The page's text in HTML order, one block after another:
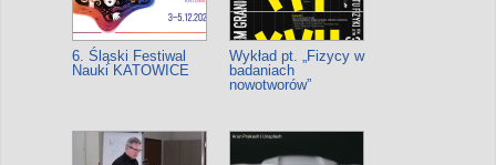
6. Śląski Festiwal
Nauki KATOWICE
Wykład pt. „Fizycy w
badaniach
nowotworów”